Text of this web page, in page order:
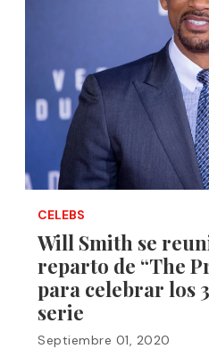
CELEBS
Will Smith se
reparto de “The
para celebrar los
serie
Septiembre 01, 2020